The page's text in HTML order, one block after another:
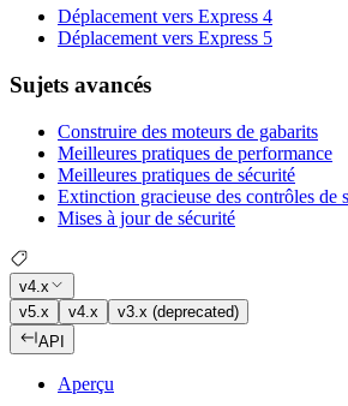
Déplacement vers Express 4
Déplacement vers Express 5
Sujets avancés
Construire des moteurs de gabarits
Meilleures pratiques de performance
Meilleures pratiques de sécurité
Extinction gracieuse des contrôles de
Mises à jour de sécurité
v4.x
v5.x
v4.x
v3.x (deprecated)
API
Aperçu